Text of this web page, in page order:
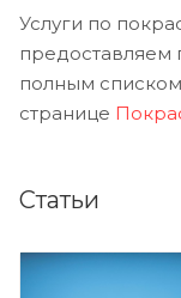
Услуги по
предоставляем
полным
странице
Статьи